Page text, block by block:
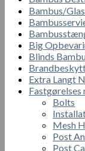
Bambus/
Big
Blinds
Extra Langt
Fastgørelses
Bolts
Mesh
Post
Post